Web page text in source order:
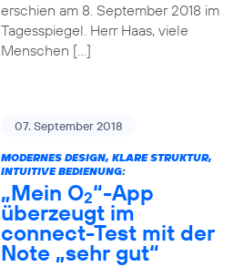
erschien am 8. September 2018 im
Tagesspiegel. Herr Haas, viele
Menschen […]
07. September 2018
MODERNES DESIGN, KLARE STRUKTUR,
INTUITIVE BEDIENUNG:
„Mein O2“-App
überzeugt im
connect-Test mit der
Note „sehr gut“